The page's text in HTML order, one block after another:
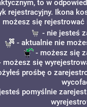
to w
rejestracyjny. Ikona
możesz się rejestrować
- nie jesteś
- aktualnie nie
- możesz się
się
prośbę o
pomyślnie